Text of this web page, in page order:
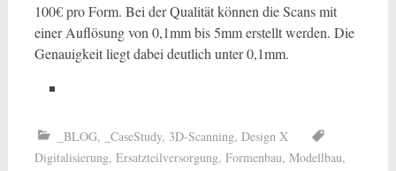
100€ pro Form. Bei der Qualität können die Scans mit
einer Auflösung von 0,1mm bis 5mm erstellt werden. Die
Genauigkeit liegt dabei deutlich unter 0,1mm.
_BLOG, _CaseStudy, 3D-Scanning, Design X
Digitalisierung, Ersatzteilversorgung, Formenbau, Modellbau,